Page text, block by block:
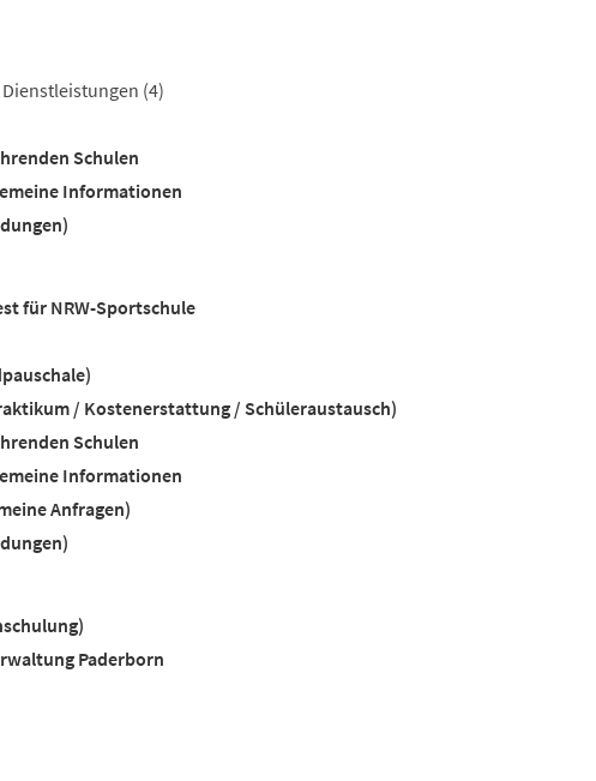
(4)
Schulen
Informationen
für NRW-Sportschule
/ Kostenerstattung / Schüleraustausch)
Schulen
Informationen
Anfragen)
Paderborn